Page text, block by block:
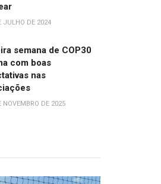
JULHO DE 2024
semana de COP30
com boas
nas
NOVEMBRO DE 2025